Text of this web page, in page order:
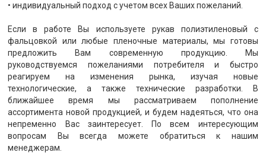
• индивидуальный подход с учетом всех Ваших пожеланий.
Если в работе Вы используете рукав полиэтиленовый с
фальцовкой или любые пленочные материалы, мы готовы
предложить Вам современную продукцию. Мы
руководствуемся пожеланиями потребителя и быстро
реагируем на изменения рынка, изучая новые
технологические, а также технические разработки. В
ближайшее время мы рассматриваем пополнение
ассортимента новой продукцией, и будем надеяться, что она
непременно Вас заинтересует. По всем интересующим
вопросам Вы всегда можете обратиться к нашим
менеджерам.